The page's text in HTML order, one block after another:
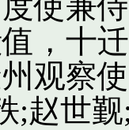
使兼
，十
观察
;赵世